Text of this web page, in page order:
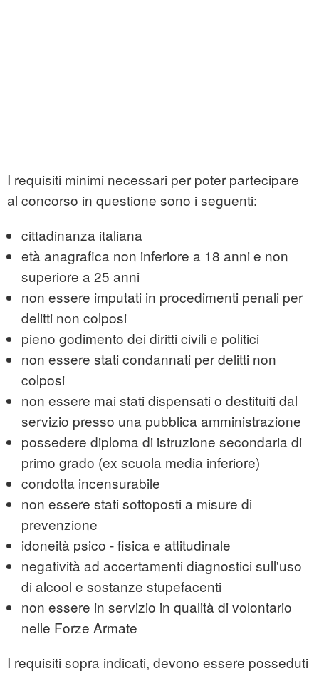
I requisiti minimi necessari per poter partecipare
al concorso in questione sono i seguenti:
cittadinanza italiana
età anagrafica non inferiore a 18 anni e non
superiore a 25 anni
non essere imputati in procedimenti penali per
delitti non colposi
pieno godimento dei diritti civili e politici
non essere stati condannati per delitti non
colposi
non essere mai stati dispensati o destituiti dal
servizio presso una pubblica amministrazione
possedere diploma di istruzione secondaria di
primo grado (ex scuola media inferiore)
condotta incensurabile
non essere stati sottoposti a misure di
prevenzione
idoneità psico - fisica e attitudinale
negatività ad accertamenti diagnostici sull'uso
di alcool e sostanze stupefacenti
non essere in servizio in qualità di volontario
nelle Forze Armate
I requisiti sopra indicati, devono essere posseduti